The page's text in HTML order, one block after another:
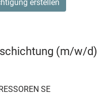
erstellen
(m/w/d)
SE